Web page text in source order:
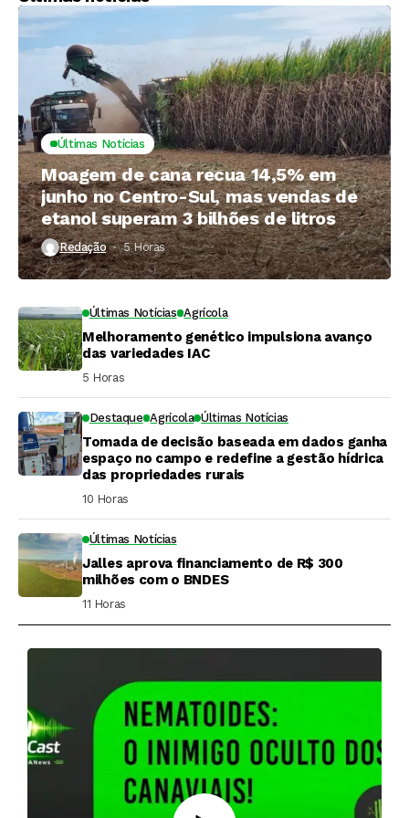
Últimas Notícias
Moagem de cana recua 14,5% em
junho no Centro-Sul, mas vendas de
etanol superam 3 bilhões de litros
Redação 5 Horas ⁮
Últimas Notícias Agrícola
Melhoramento genético impulsiona avanço
das variedades IAC
5 Horas ⁮
Destaque Agrícola Últimas Notícias
Tomada de decisão baseada em dados ganha
espaço no campo e redefine a gestão hídrica
das propriedades rurais
10 Horas ⁮
Últimas Notícias
Jalles aprova financiamento de R$ 300
milhões com o BNDES
11 Horas ⁮